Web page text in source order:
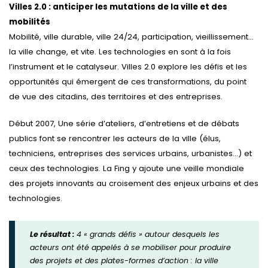
Villes 2.0 : anticiper les mutations de la ville et des
mobilités
Mobilité, ville durable, ville 24/24, participation, vieillissement…
la ville change, et vite. Les technologies en sont à la fois
l’instrument et le catalyseur. Villes 2.0 explore les défis et les
opportunités qui émergent de ces transformations, du point
de vue des citadins, des territoires et des entreprises.
Début 2007, Une série d’ateliers, d’entretiens et de débats
publics font se rencontrer les acteurs de la ville (élus,
techniciens, entreprises des services urbains, urbanistes…) et
ceux des technologies. La Fing y ajoute une veille mondiale
des projets innovants au croisement des enjeux urbains et des
technologies.
Le résultat :4 « grands défis » autour desquels les
acteurs ont été appelés à se mobiliser pour produire
des projets et des plates-formes d’action : la ville